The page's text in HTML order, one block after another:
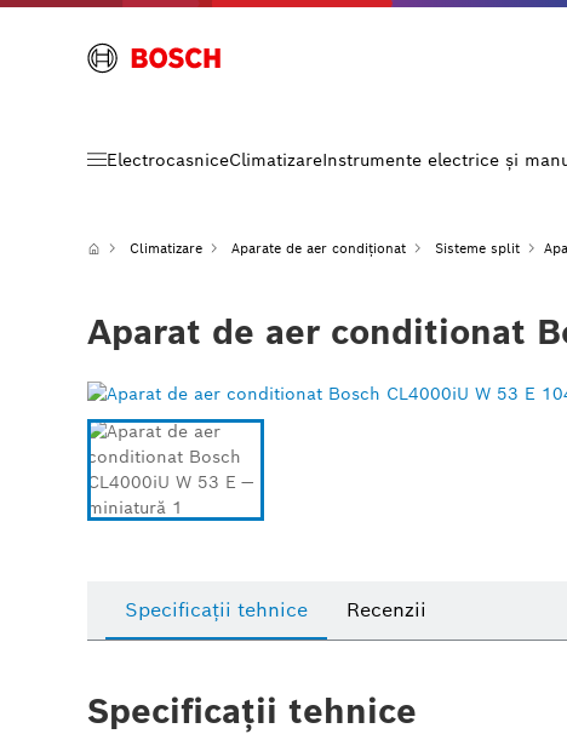
ElectrocasniceClimatizareInstrumente electrice și
Climatizare Aparate de aer condiționat Sisteme split
Aparat de aer conditionat
Specificații tehnice Recenzii
Specificații tehnice